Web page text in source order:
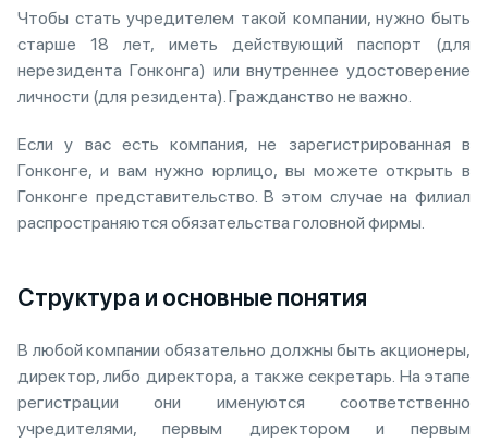
Чтобы стать учредителем такой компании, нужно быть
старше 18 лет, иметь действующий паспорт (для
нерезидента Гонконга) или внутреннее удостоверение
личности (для резидента). Гражданство не важно.
Если у вас есть компания, не зарегистрированная в
Гонконге, и вам нужно юрлицо, вы можете открыть в
Гонконге представительство. В этом случае на филиал
распространяются обязательства головной фирмы.
Структура и основные понятия
В любой компании обязательно должны быть акционеры,
директор, либо директора, а также секретарь. На этапе
регистрации они именуются соответственно
учредителями, первым директором и первым